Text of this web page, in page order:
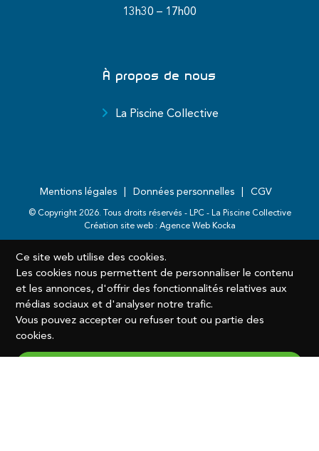
13h30 – 17h00
À propos de nous
La Piscine Collective
Mentions légales Données personnelles CGV
© Copyright 2026. Tous droits réservés - LPC - La Piscine Collective
Création site web : Agence Web Kocka
Ce site web utilise des cookies.
Les cookies nous permettent de personnaliser le contenu
et les annonces, d'offrir des fonctionnalités relatives aux
médias sociaux et d'analyser notre trafic.
Vous pouvez accepter ou refuser tout ou partie des
cookies.